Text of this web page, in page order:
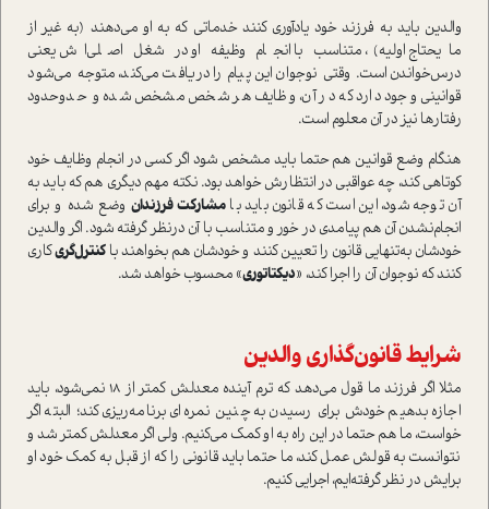
والدين بايد به فرزند خود يادآوري كنند خدماتي كه به او مي‌دهند (به غير از
مايحتاج اوليه)، متناسب با انجام وظيفه او در شغل اصلي‌اش يعني
درس‌خواندن است. وقتي نوجوان اين پيام را دريافت مي‌كند، متوجه مي‌شود
قوانيني وجود دارد كه در آن، وظايف هر شخص مشخص شده و حد‌و‌حدود
رفتارها نيز در آن معلوم است.
هنگام وضع قوانين هم حتما بايد مشخص شود اگر كسي در انجام وظايف خود
كوتاهي كند، چه عواقبي در انتظارش خواهد بود. نكته مهم ديگري هم كه بايد به
آن توجه شود، اين است كه قانون بايد بامشاركت فرزندانوضع شده و براي
انجام‌نشدن آن هم پيامدي در خور و متناسب با آن درنظر گرفته شود. اگر والدين
خودشان به‌تنهايي قانون را تعيين كنند و خودشان هم بخواهند باكنترل‌گريكاري
كنند كه نوجوان آن را اجرا كند، «ديكتاتوري» محسوب خواهد شد.
شرايط قانون‌گذاري والدين
مثلا اگر فرزند ما قول مي‌دهد که ترم آينده معدلش كمتر از 18 نمي‌شود، بايد
اجازه بدهيم خودش براي رسيدن به چنين نمره‌اي برنامه‌ريزي كند؛ البته اگر
خواست، ما هم حتما در اين راه به او كمك مي‌كنيم. ولي اگر معدلش كمتر شد و
نتوانست به قولش عمل كند، ما حتما بايد قانوني را كه از قبل به كمك خود او
برايش در نظر گرفته‌ايم، اجرایی كنيم.